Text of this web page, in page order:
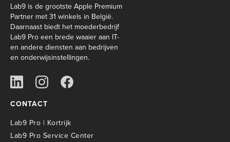
Lab9 is de grootste Apple Premium
Partner met 31 winkels in België.
Daarnaast biedt het moederbedrijf
Lab9 Pro een brede waaier aan IT-
en andere diensten aan bedrijven
en onderwijsinstellingen.
CONTACT
Lab9 Pro | Kortrijk
Lab9 Pro Service Center